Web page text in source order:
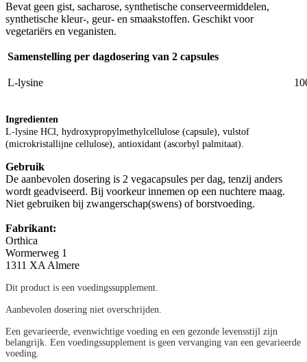
Bevat geen gist, sacharose, synthetische conserveermiddelen,
synthetische kleur-, geur- en smaakstoffen. Geschikt voor
vegetariërs en veganisten.
Samenstelling per dagdosering van 2 capsules
L-lysine
Ingredienten
L-lysine HCl, hydroxypropylmethylcellulose (capsule), vulstof
(microkristallijne cellulose), antioxidant (ascorbyl palmitaat).
Gebruik
De aanbevolen dosering is 2 vegacapsules per dag, tenzij anders
wordt geadviseerd. Bij voorkeur innemen op een nuchtere maag.
Niet gebruiken bij zwangerschap(swens) of borstvoeding.
Fabrikant:
Orthica
Wormerweg 1
1311 XA Almere
Dit product is een voedingssupplement.
Aanbevolen dosering niet overschrijden.
Een gevarieerde, evenwichtige voeding en een gezonde levensstijl zijn
belangrijk. Een voedingssupplement is geen vervanging van een gevarieerde
voeding.